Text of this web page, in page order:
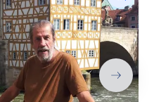
Next